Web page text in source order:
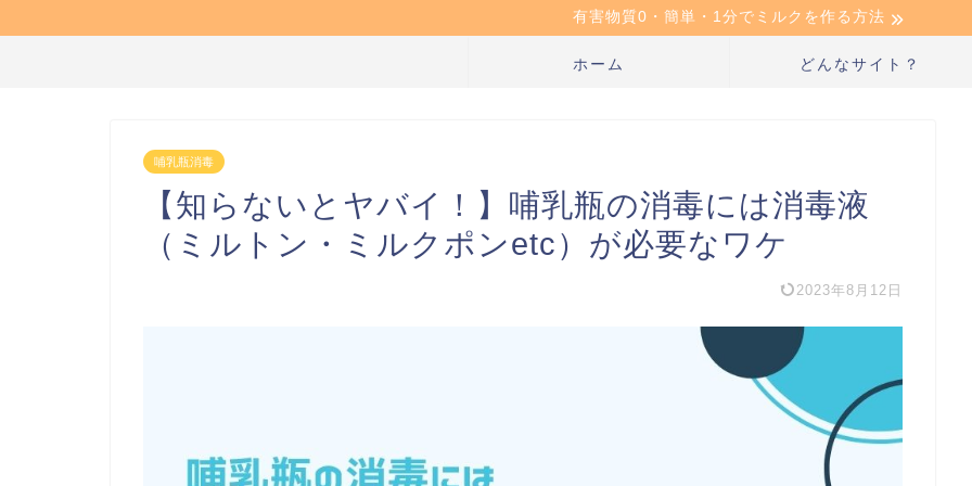
有害物質0・簡単・1分でミルクを作る方法
ホーム どんなサイト？
哺乳瓶消毒
【知らないとヤバイ！】哺乳瓶の消毒には消毒液
（ミルトン・ミルクポンetc）が必要なワケ
2023年8月12日